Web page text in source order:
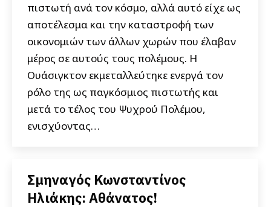
πιστωτή ανά τον κόσμο, αλλά αυτό είχε ως
αποτέλεσμα και την καταστροφή των
οικονομιών των άλλων χωρών που έλαβαν
μέρος σε αυτούς τους πολέμους. Η
Ουάσιγκτον εκμεταλλεύτηκε ενεργά τον
ρόλο της ως παγκόσμιος πιστωτής και
μετά το τέλος του Ψυχρού Πολέμου,
ενισχύοντας…
Σμηναγός Κωνσταντίνος
Ηλιάκης: Αθάνατος!